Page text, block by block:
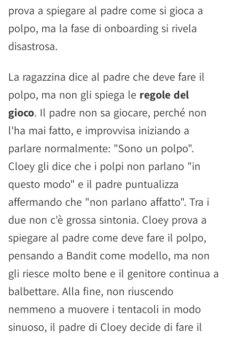
prova a spiegare al padre come si gioca a
polpo, ma la fase di onboarding si rivela
disastrosa.
La ragazzina dice al padre che deve fare il
polpo, ma non gli spiega le regole del
gioco. Il padre non sa giocare, perché non
l'ha mai fatto, e improvvisa iniziando a
parlare normalmente: "Sono un polpo".
Cloey gli dice che i polpi non parlano "in
questo modo" e il padre puntualizza
affermando che "non parlano affatto". Tra i
due non c'è grossa sintonia. Cloey prova a
spiegare al padre come deve fare il polpo,
pensando a Bandit come modello, ma non
gli riesce molto bene e il genitore continua a
balbettare. Alla fine, non riuscendo
nemmeno a muovere i tentacoli in modo
sinuoso, il padre di Cloey decide di fare il